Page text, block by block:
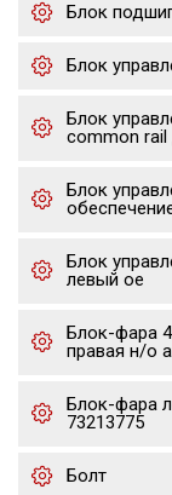
Блок
Блок
Блок
common rail
Блок
Блок
левый oe
Блок-фара
правая н/о
Блок-фара
73213775
Болт